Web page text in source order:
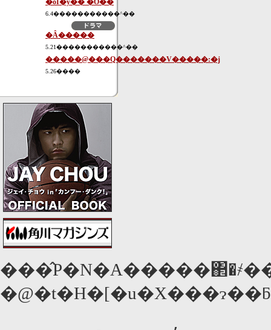
�ŏI�y�� �O��
6.4�����������^��
�Ȃ�����
5.21�����������^��
�����@���Q�������V�����:�j
5.26����